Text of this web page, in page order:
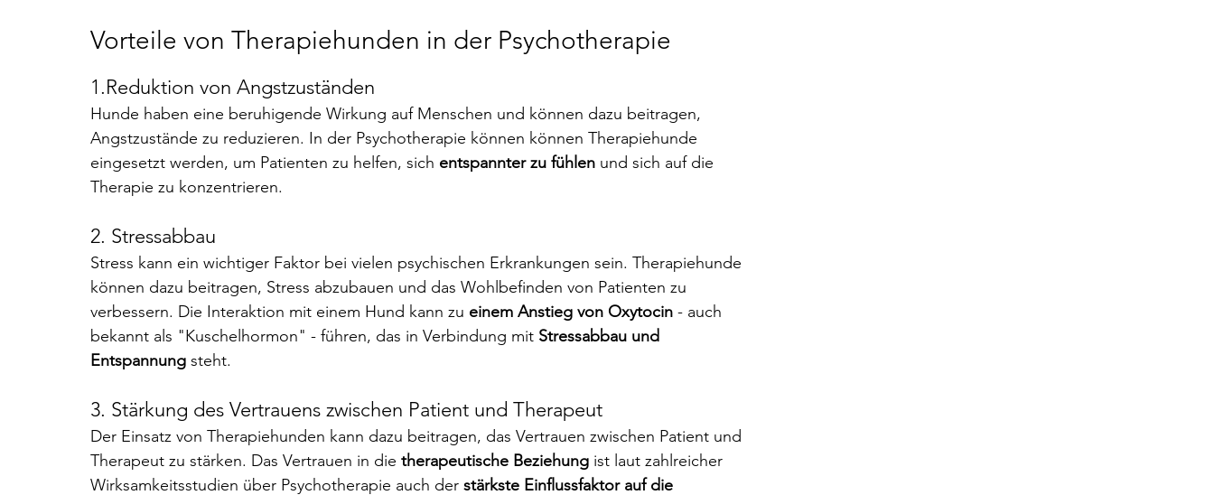
Vorteile von Therapiehunden in der Psychotherapie
1.Reduktion von Angstzuständen
Hunde haben eine beruhigende Wirkung auf Menschen und können dazu beitragen,
Angstzustände zu reduzieren. In der Psychotherapie können können Therapiehunde
eingesetzt werden, um Patienten zu helfen, sich entspannter zu fühlen und sich auf die
Therapie zu konzentrieren.
2. Stressabbau
Stress kann ein wichtiger Faktor bei vielen psychischen Erkrankungen sein. Therapiehunde
können dazu beitragen, Stress abzubauen und das Wohlbefinden von Patienten zu
verbessern. Die Interaktion mit einem Hund kann zu einem Anstieg von Oxytocin - auch
bekannt als "Kuschelhormon" - führen, das in Verbindung mit Stressabbau und
Entspannung steht.
3. Stärkung des Vertrauens zwischen Patient und Therapeut
Der Einsatz von Therapiehunden kann dazu beitragen, das Vertrauen zwischen Patient und
Therapeut zu stärken. Das Vertrauen in die therapeutische Beziehung ist laut zahlreicher
Wirksamkeitsstudien über Psychotherapie auch der stärkste Einflussfaktor auf die